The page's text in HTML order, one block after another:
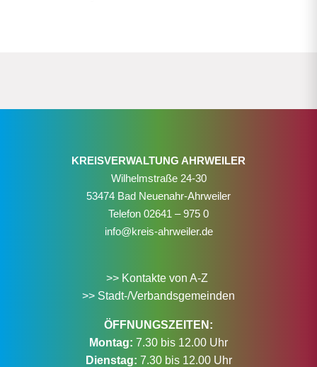
KREISVERWALTUNG AHRWEILER
Wilhelmstraße 24-30
53474 Bad Neuenahr-Ahrweiler
Telefon 02641 – 975 0
info@kreis-ahrweiler.de
>> Kontakte von A-Z
>> Stadt-/Verbandsgemeinden
ÖFFNUNGSZEITEN:
Montag: 7.30 bis 12.00 Uhr
Dienstag: 7.30 bis 12.00 Uhr